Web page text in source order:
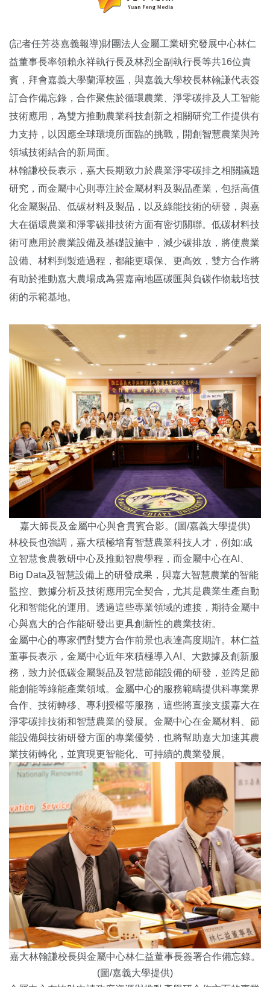
(記者任芳葵嘉義報導)財團法人金屬工業研究發展中心林仁
益董事長率領賴永祥執行長及林烈全副執行長等共16位貴
賓，拜會嘉義大學蘭潭校區，與嘉義大學校長林翰謙代表簽
訂合作備忘錄，合作聚焦於循環農業、 淨零碳排及人工智能
技術應用， 為雙方推動農業科技創新之相關研究工作提供有
力支持， 以因應全球環境所面臨的挑戰， 開創智慧農業與跨
領域技術結合的新局面。
林翰謙校長表示，嘉大長期致力於農業淨零碳排之相關議題
研究， 而金屬中心則專注於金屬材料及製品產業，包括高值
化金屬製品、 低碳材料及製品，以及綠能技術的研發， 與嘉
大在循環農業和淨零碳排技術方面有密切關聯。 低碳材料技
術可應用於農業設備及基礎設施中，減少碳排放， 將使農業
設備、材料到製造過程，都能更環保、更高效， 雙方合作將
有助於推動嘉大農場成為雲嘉南地區碳匯與負碳作物栽培技
術的示範基地。
嘉大師長及金屬中心與會貴賓合影。(圖/嘉義大學提供)
林校長也強調， 嘉大積極培育智慧農業科技人才，例如:成
立智慧食農教研中心及推動智農學程，而金屬中心在AI、
Big Data及智慧設備上的研發成果，與嘉大智慧農業的智能
監控、 數據分析及技術應用完全契合， 尤其是農業生產自動
化和智能化的運用。透過這些專業領域的連接， 期待金屬中
心與嘉大的合作能研發出更具創新性的農業技術。
金屬中心的專家們對雙方合作前景也表達高度期許。 林仁益
董事長表示，金屬中心近年來積極導入AI、 大數據及創新服
務，致力於低碳金屬製品及智慧節能設備的研發， 並跨足節
能創能等綠能產業領域。 金屬中心的服務範疇提供科專業界
合作、技術轉移、 專利授權等服務， 這些將直接支援嘉大在
淨零碳排技術和智慧農業的發展。 金屬中心在金屬材料、節
能設備與技術研發方面的專業優勢， 也將幫助嘉大加速其農
業技術轉化，並實現更智能化、 可持續的農業發展。
嘉大林翰謙校長與金屬中心林仁益董事長簽署合作備忘錄。
(圖/嘉義大學提供)